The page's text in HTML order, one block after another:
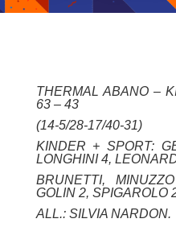
THERMAL ABANO –
63 – 43
(14-5/28-17/40-31)
KINDER + SPORT:
LONGHINI 4,
BRUNETTI,
GOLIN 2, SPIGAROLO
ALL.: SILVIA NARDON.